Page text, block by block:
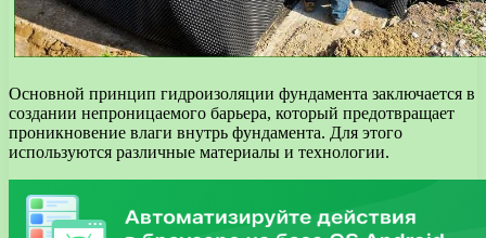
Основной принцип гидроизоляции фундамента заключается в
создании непроницаемого барьера, который предотвращает
проникновение влаги внутрь фундамента. Для этого
используются различные материалы и технологии.